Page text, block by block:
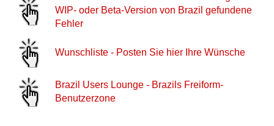
WIP- oder Beta-Version von Brazil gefundene
Fehler
Wunschliste - Posten Sie hier Ihre Wünsche
Brazil Users Lounge - Brazils Freiform-
Benutzerzone